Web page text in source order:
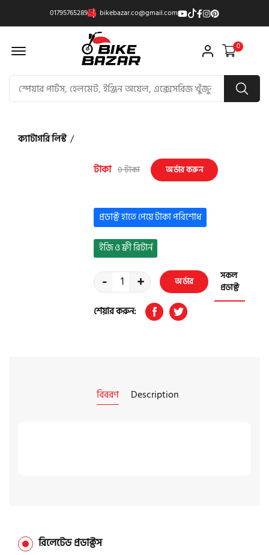
01795765289 bikebazar.co@gmail.com
Offcanvas Menu Open 0
ক্যাটাগরি লিস্ট/
টাকা 0 টাকা অর্ডার করুন
প্রডাক্ট হাতে পেয়ে টাকা পরিশোধ
ইজি ও ফ্রী রিটার্ন
- +
অর্ডার
করুন
সকল
প্রডাক্ট
শেয়ার করুন:
বিবরণ Description
রিলেটেড প্রডাক্টস